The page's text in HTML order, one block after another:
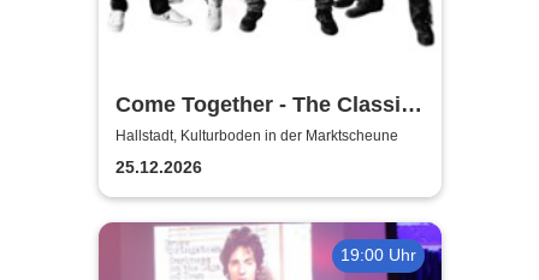
Come Together - The Classic-
Rock Tribute
Hallstadt, Kulturboden in der Marktscheune
25.12.2026
19:00 Uhr